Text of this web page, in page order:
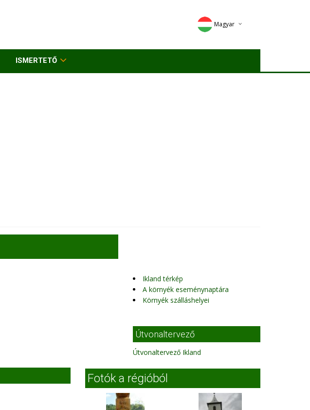
Magyar
Deutsch
ISMERTETŐ
Ikland térkép
A környék eseménynaptára
Környék szálláshelyei
Útvonaltervező
Útvonaltervező Ikland
Fotók a régióból